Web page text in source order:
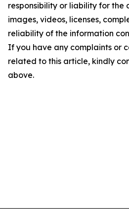
responsibility or liability for the
images, videos, licenses,
reliability of the information
If you have any complaints or
related to this article, kindly
above.